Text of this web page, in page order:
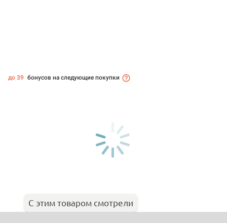
до 39 бонусов на следующие покупки
С этим товаром смотрели